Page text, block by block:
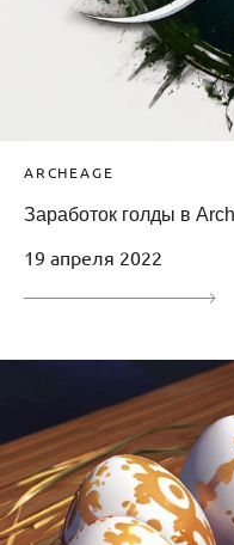
ARCHEAGE
Заработок голды в
19 апреля 2022